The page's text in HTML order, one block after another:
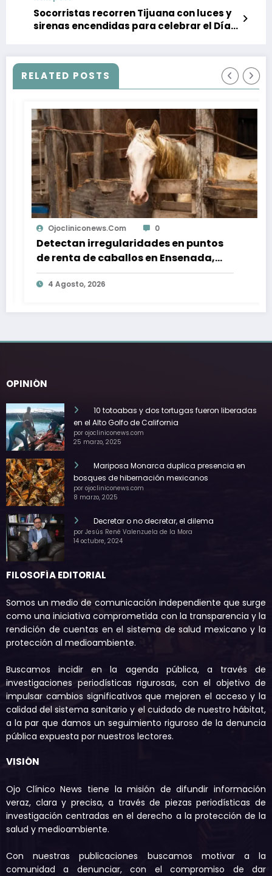
Socorristas recorren Tijuana con luces y
sirenas encendidas para celebrar el Día
RELATED POSTS
Ojocliniconews.com 0
Detectan irregularidades en puntos
de renta de caballos en Ensenada,
tras muerte de equino montado por
turista
4 Agosto, 2026
OPINIÓN
10 totoabas y dos tortugas fueron liberadas
en el Alto Golfo de California
por ojocliniconews.com
25 marzo, 2025
Mariposa Monarca duplica presencia en
bosques de hibernación mexicanos
por ojocliniconews.com
8 marzo, 2025
Decretar o no decretar, el dilema
por Jesús René Valenzuela de la Mora
14 octubre, 2024
FILOSOFÍA EDITORIAL
Somos un medio de comunicación independiente que surge
como una iniciativa comprometida con la transparencia y la
rendición de cuentas en el sistema de salud mexicano y la
protección al medioambiente.
Buscamos incidir en la agenda pública, a través de
investigaciones periodísticas rigurosas, con el objetivo de
impulsar cambios significativos que mejoren el acceso y la
calidad del sistema sanitario y el cuidado de nuestro hábitat,
a la par que damos un seguimiento riguroso de la denuncia
pública expuesta por nuestros lectores.
VISIÓN
Ojo Clínico News tiene la misión de difundir información
veraz, clara y precisa, a través de piezas periodísticas de
investigación centradas en el derecho a la protección de la
salud y medioambiente.
Con nuestras publicaciones buscamos motivar a la
comunidad a denunciar, con el compromiso de dar